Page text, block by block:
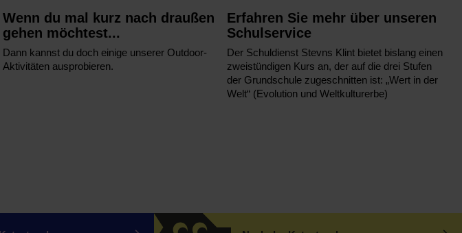
Wenn du mal kurz nach draußen
gehen möchtest...
Dann kannst du doch einige unserer Outdoor-
Aktivitäten ausprobieren.
Erfahren Sie mehr über unseren
Schulservice
Der Schuldienst Stevns Klint bietet bislang einen
zweistündigen Kurs an, der auf die drei Stufen
der Grundschule zugeschnitten ist: „Wert in der
Welt“ (Evolution und Weltkulturerbe)